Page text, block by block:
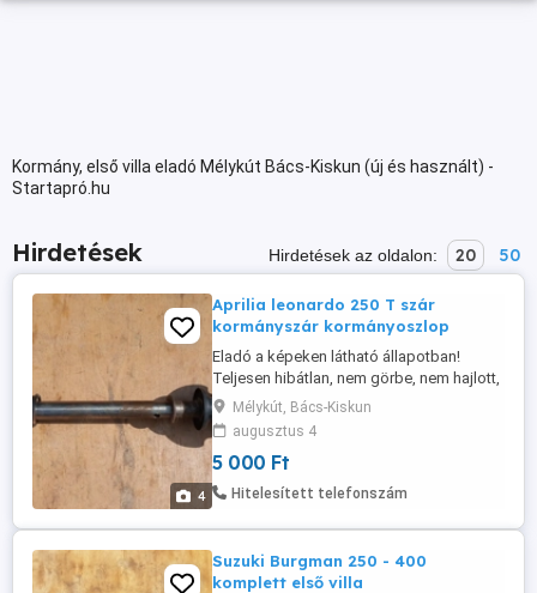
Kormány, első villa eladó Mélykút Bács-Kiskun (új és használt) -
Startapró.hu
Hirdetések Hirdetések az oldalon: 20 50
4
Aprilia leonardo 250 T szár
kormányszár kormányoszlop
Eladó a képeken látható állapotban!
Teljesen hibátlan, nem görbe, nem hajlott,
nem balesetes! Az ára fix 5000 Ft!
Postázás megoldható akár utánvétellel is!
A postaköltség a vevőt terheli! Postai
díjak: Utánvétellel házhoz - 3570 Ft
Utánvétellel postán maradóként - 3460 Ft
Mélykút, Bács-Kiskun
augusztus 4
5 000 Ft
Hitelesített telefonszám
Suzuki Burgman 250 - 400
komplett első villa